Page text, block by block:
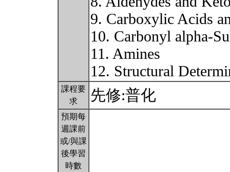
9. Carboxylic Acids
10. Carbonyl alpha-
11. Amines
12. Structural
課程要
求
先修:普化
預期每
週課前
或/與課
後學習
時數